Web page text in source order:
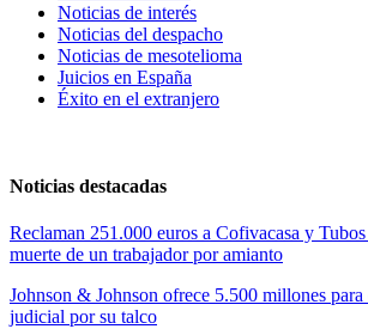
Noticias de interés
Noticias del despacho
Noticias de mesotelioma
Juicios en España
Éxito en el extranjero
Noticias destacadas
Reclaman 251.000 euros a Cofivacasa y
muerte de un trabajador por amianto
Johnson & Johnson ofrece 5.500 millones para
judicial por su talco